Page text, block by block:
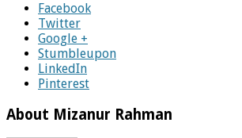
Facebook
Twitter
Google +
Stumbleupon
LinkedIn
Pinterest
About Mizanur Rahman